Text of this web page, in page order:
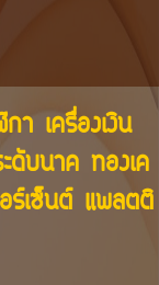
า เครื่องเงิน
ดับนาค ทองเค
ร์เซ็นต์ แพลตติ